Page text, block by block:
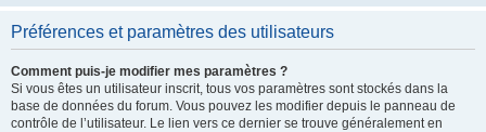
Préférences et paramètres des utilisateurs
Comment puis-je modifier mes paramètres ?
Si vous êtes un utilisateur inscrit, tous vos paramètres sont stockés dans la
base de données du forum. Vous pouvez les modifier depuis le panneau de
contrôle de l’utilisateur. Le lien vers ce dernier se trouve généralement en